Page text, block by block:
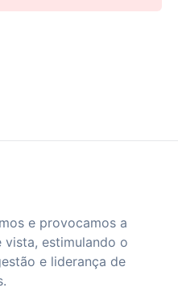
e provocamos a
estimulando o
e liderança de